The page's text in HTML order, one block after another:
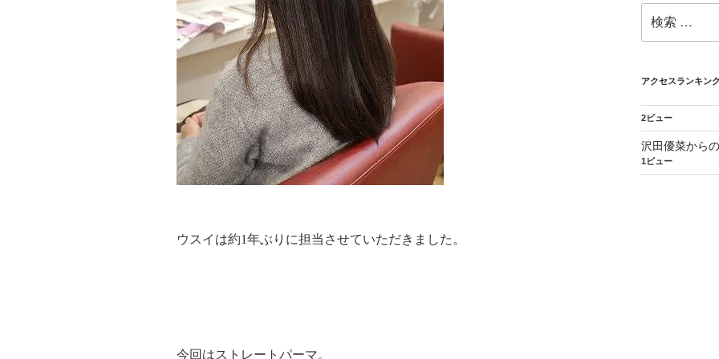
ウスイは約1年ぶりに担当させていただきました。
今回はストレートパーマ。
索:
アクセスランキン
2ビュー
沢田優菜から
1ビュー